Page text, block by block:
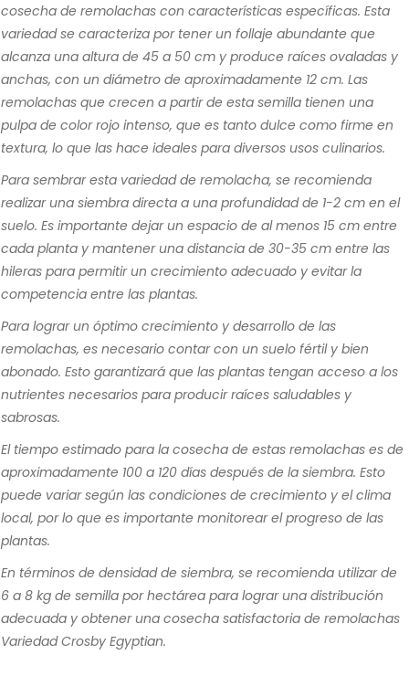
cosecha de remolachas con características específicas. Esta
variedad se caracteriza por tener un follaje abundante que
alcanza una altura de 45 a 50 cm y produce raíces ovaladas y
anchas, con un diámetro de aproximadamente 12 cm. Las
remolachas que crecen a partir de esta semilla tienen una
pulpa de color rojo intenso, que es tanto dulce como firme en
textura, lo que las hace ideales para diversos usos culinarios.
Para sembrar esta variedad de remolacha, se recomienda
realizar una siembra directa a una profundidad de 1-2 cm en el
suelo. Es importante dejar un espacio de al menos 15 cm entre
cada planta y mantener una distancia de 30-35 cm entre las
hileras para permitir un crecimiento adecuado y evitar la
competencia entre las plantas.
Para lograr un óptimo crecimiento y desarrollo de las
remolachas, es necesario contar con un suelo fértil y bien
abonado. Esto garantizará que las plantas tengan acceso a los
nutrientes necesarios para producir raíces saludables y
sabrosas.
El tiempo estimado para la cosecha de estas remolachas es de
aproximadamente 100 a 120 días después de la siembra. Esto
puede variar según las condiciones de crecimiento y el clima
local, por lo que es importante monitorear el progreso de las
plantas.
En términos de densidad de siembra, se recomienda utilizar de
6 a 8 kg de semilla por hectárea para lograr una distribución
adecuada y obtener una cosecha satisfactoria de remolachas
Variedad Crosby Egyptian.